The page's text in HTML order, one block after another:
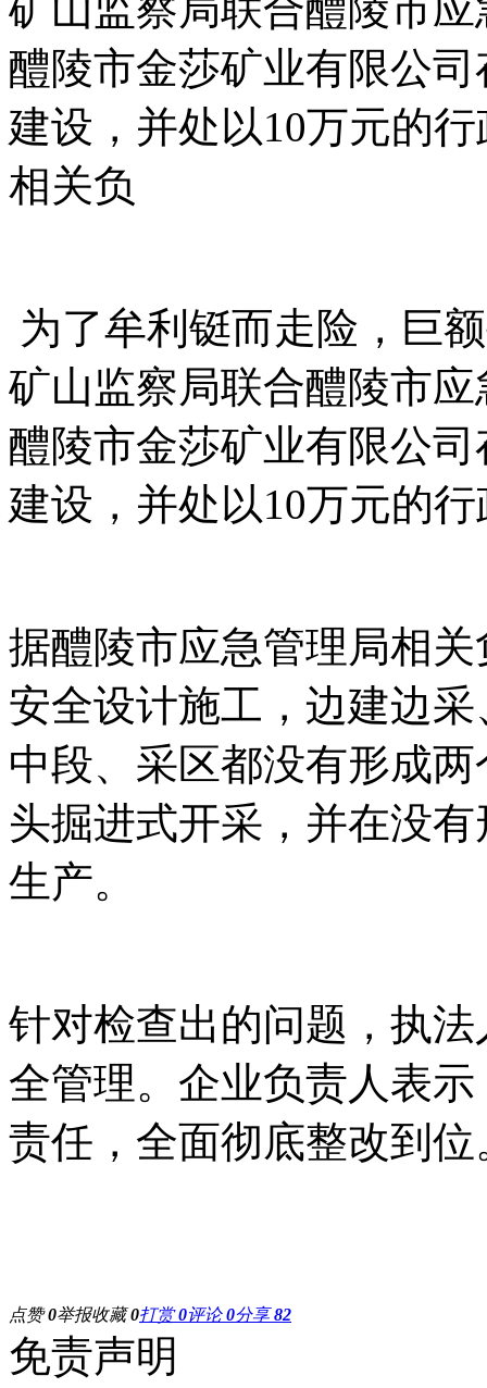
矿山监察局联合醴陵市
醴陵市金莎矿业有限公
建设，并处以10万元的
相关负
为了牟利铤而走险，巨
矿山监察局联合醴陵市
醴陵市金莎矿业有限公
建设，并处以10万元的
据醴陵市应急管理局相
安全设计施工，边建边
中段、采区都没有形成
头掘进式开采，并在没
生产。
针对检查出的问题，执
全管理。企业负责人表
责任，全面彻底整改到位
点赞0举报收藏0打赏0评论0分享 82
免责声明